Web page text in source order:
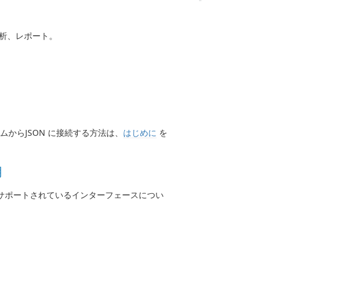
、レポート。
らJSON に接続する方法は、 はじめに を
ポートされているインターフェースについ